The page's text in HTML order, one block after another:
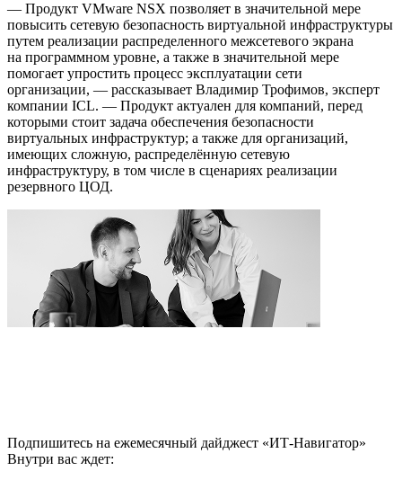
— Продукт VMware NSX позволяет в значительной мере
повысить сетевую безопасность виртуальной инфраструктуры
путем реализации распределенного межсетевого экрана
на программном уровне, а также в значительной мере
помогает упростить процесс эксплуатации сети
организации, — рассказывает Владимир Трофимов, эксперт
компании ICL. — Продукт актуален для компаний, перед
которыми стоит задача обеспечения безопасности
виртуальных инфраструктур; а также для организаций,
имеющих сложную, распределённую сетевую
инфраструктуру, в том числе в сценариях реализации
резервного ЦОД.
Подпишитесь на ежемесячный дайджест «ИТ-Навигатор»
Внутри вас ждет: